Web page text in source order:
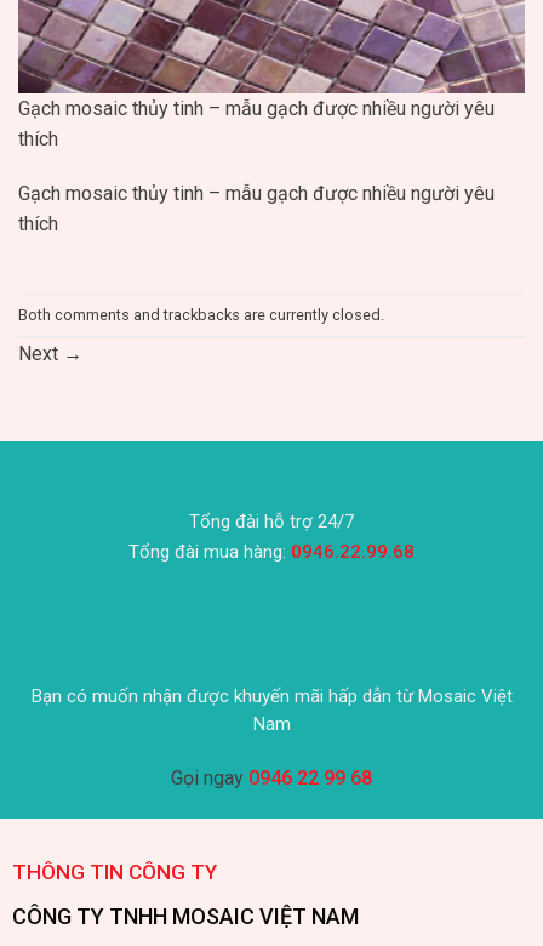
Gạch mosaic thủy tinh – mẫu gạch được nhiều người yêu
thích
Gạch mosaic thủy tinh – mẫu gạch được nhiều người yêu
thích
Both comments and trackbacks are currently closed.
Next →
Tổng đài hỗ trợ 24/7
Tổng đài mua hàng: 0946.22.99.68
Bạn có muốn nhận được khuyến mãi hấp dẫn từ Mosaic Việt
Nam
Gọi ngay 0946 22 99 68
THÔNG TIN CÔNG TY
CÔNG TY TNHH MOSAIC VIỆT NAM